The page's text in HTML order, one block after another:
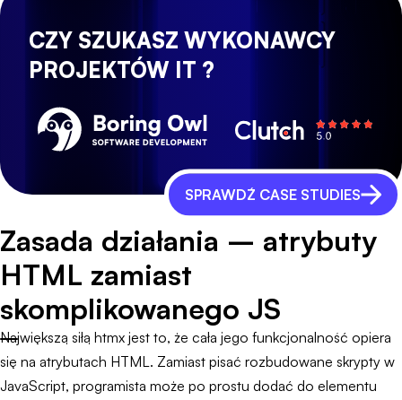
CZY SZUKASZ WYKONAWCY
PROJEKTÓW IT ?
SPRAWDŹ CASE STUDIES
Zasada działania – atrybuty
HTML zamiast
skomplikowanego JS
Największą siłą htmx jest to, że cała jego funkcjonalność opiera
się na atrybutach HTML. Zamiast pisać rozbudowane skrypty w
JavaScript, programista może po prostu dodać do elementu